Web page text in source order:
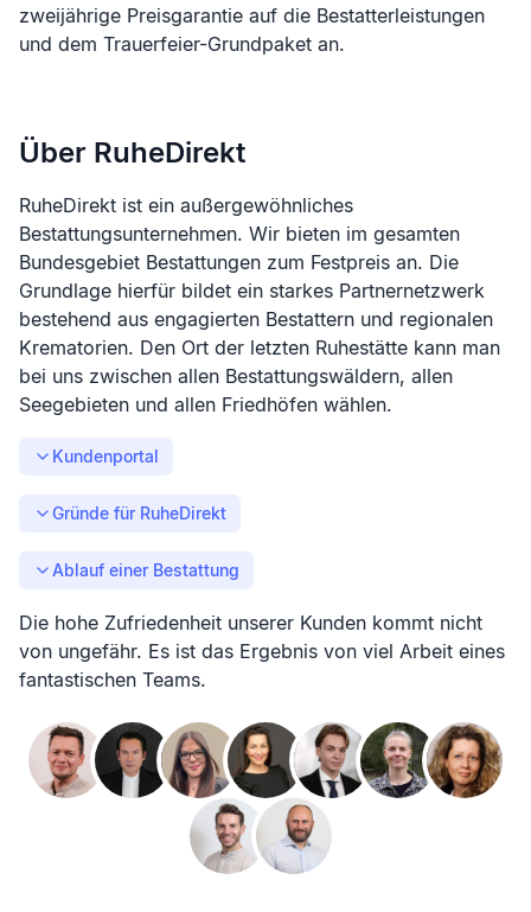
zweijährige Preisgarantie auf die Bestatterleistungen
und dem Trauerfeier-Grundpaket an.
Über RuheDirekt
RuheDirekt ist ein außergewöhnliches
Bestattungsunternehmen. Wir bieten im gesamten
Bundesgebiet Bestattungen zum Festpreis an. Die
Grundlage hierfür bildet ein starkes Partnernetzwerk
bestehend aus engagierten Bestattern und regionalen
Krematorien. Den Ort der letzten Ruhestätte kann man
bei uns zwischen allen Bestattungswäldern, allen
Seegebieten und allen Friedhöfen wählen.
Kundenportal
Gründe für RuheDirekt
Ablauf einer Bestattung
Die hohe Zufriedenheit unserer Kunden kommt nicht
von ungefähr. Es ist das Ergebnis von viel Arbeit eines
fantastischen Teams.